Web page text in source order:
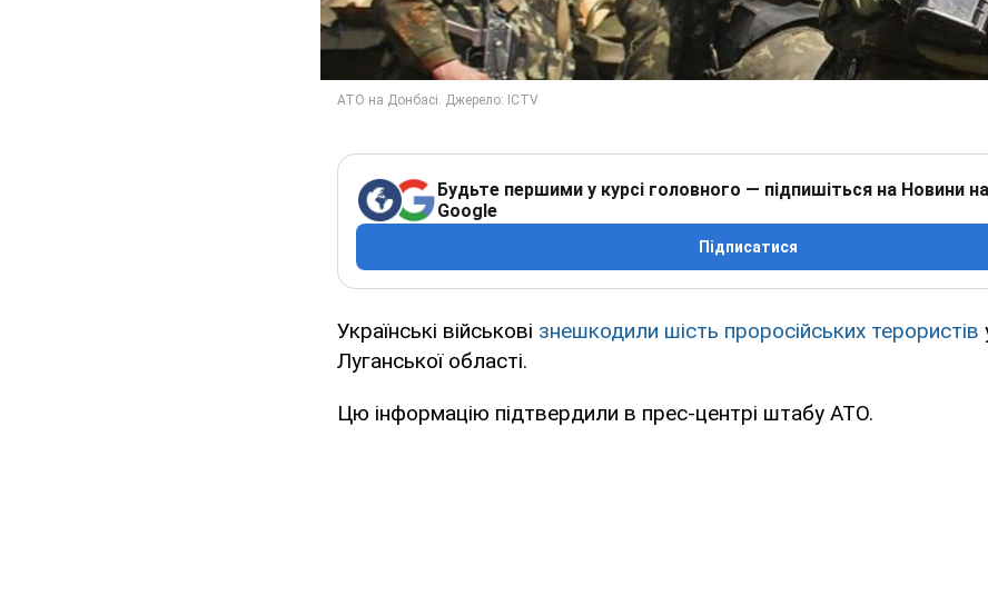
Будьте першими у курсі головного — підпишіться на Новини
Google
Підписатися
Українські військові знешкодили шість проросійських терористів
Луганської області.
Цю інформацію підтвердили в прес-центрі штабу АТО.